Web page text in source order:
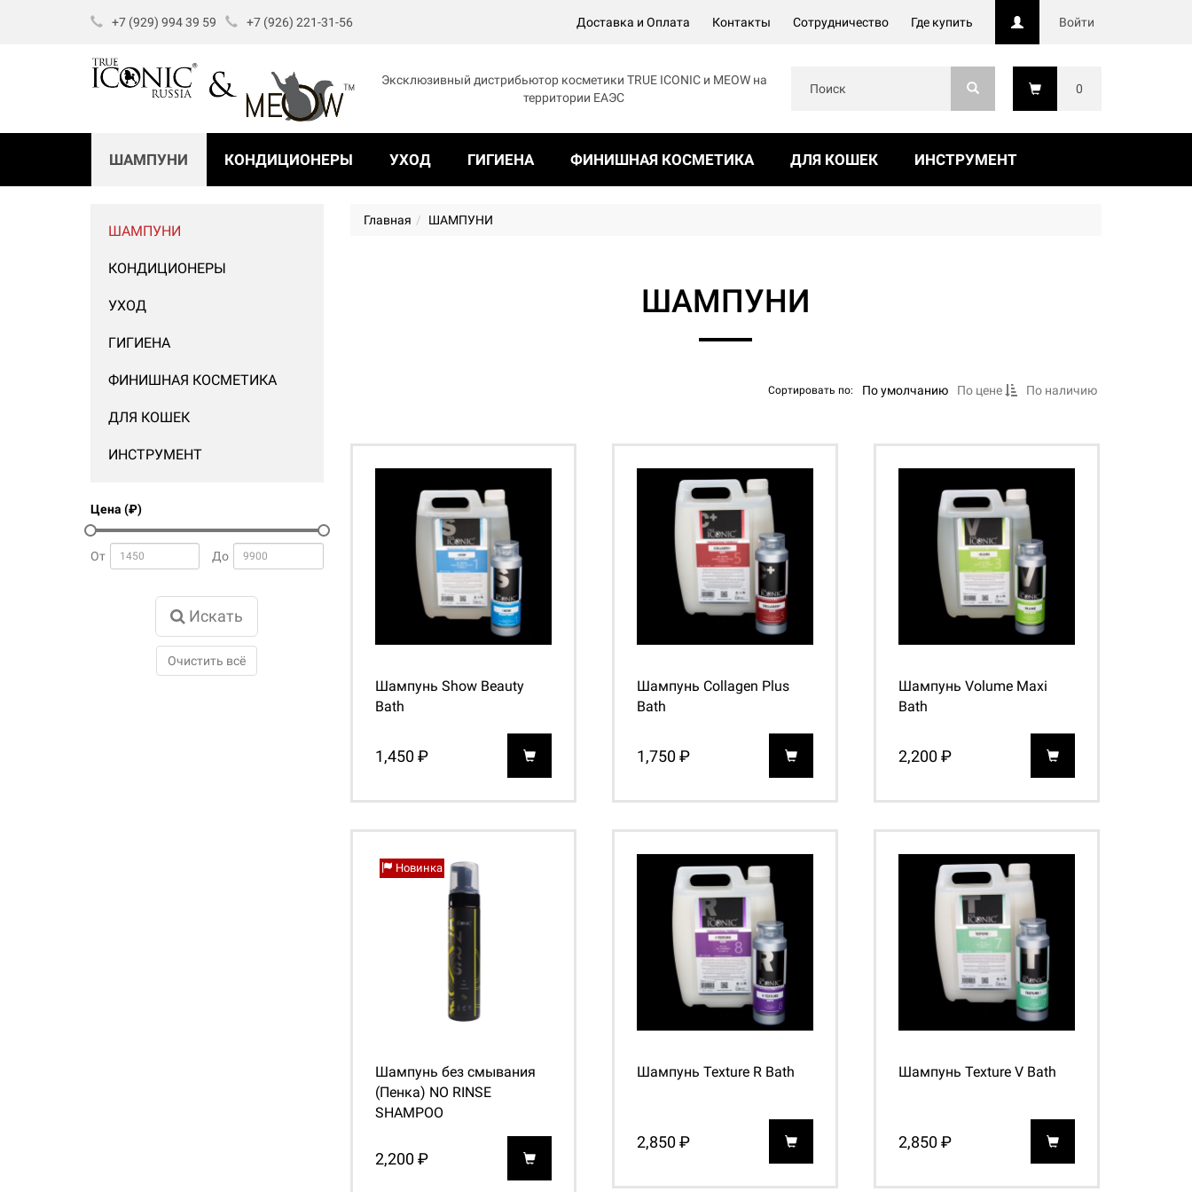
+7 (929) 994 39 59 +7 (926) 221-31-56 Доставка и Оплата Контакты Сотрудничество Где купить Войти
Эксклюзивный дистрибьютор косметики TRUE ICONIC и MEOW на
территории ЕАЭС
0
ШАМПУНИ КОНДИЦИОНЕРЫ УХОД ГИГИЕНА ФИНИШНАЯ КОСМЕТИКА ДЛЯ КОШЕК ИНСТРУМЕНТ
ШАМПУНИ
КОНДИЦИОНЕРЫ
УХОД
ГИГИЕНА
ФИНИШНАЯ КОСМЕТИКА
ДЛЯ КОШЕК
ИНСТРУМЕНТ
Цена (₽)
От До
Искать
Очистить всё
Главная ШАМПУНИ
ШАМПУНИ
Сортировать по: По умолчанию По цене По наличию
Шампунь Show Beauty
Bath
1,450 ₽
Шампунь Collagen Plus
Bath
1,750 ₽
Шампунь Volume Maxi
Bath
2,200 ₽
Новинка
Шампунь без смывания
(Пенка) NO RINSE
SHAMPOO
2,200 ₽
Шампунь Texture R Bath
2,850 ₽
Шампунь Texture V Bath
2,850 ₽